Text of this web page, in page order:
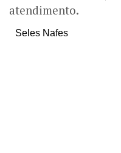
atendimento.
Seles Nafes